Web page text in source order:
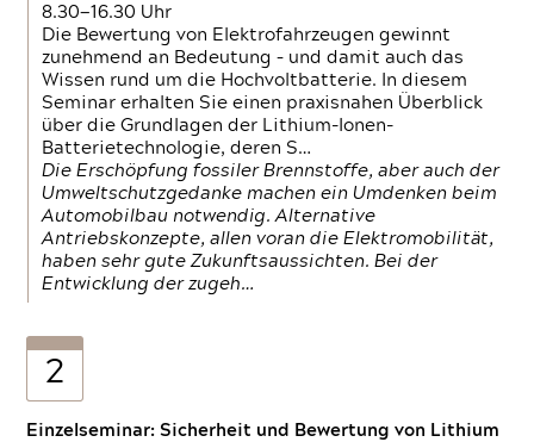
8.30—16.30 Uhr
Die Bewertung von Elektrofahrzeugen gewinnt
zunehmend an Bedeutung – und damit auch das
Wissen rund um die Hochvoltbatterie. In diesem
Seminar erhalten Sie einen praxisnahen Überblick
über die Grundlagen der Lithium-Ionen-
Batterietechnologie, deren S…
Die Erschöpfung fossiler Brennstoffe, aber auch der
Umweltschutzgedanke machen ein Umdenken beim
Automobilbau notwendig. Alternative
Antriebskonzepte, allen voran die Elektromobilität,
haben sehr gute Zukunftsaussichten. Bei der
Entwicklung der zugeh…
2
Einzelseminar: Sicherheit und Bewertung von Lithium